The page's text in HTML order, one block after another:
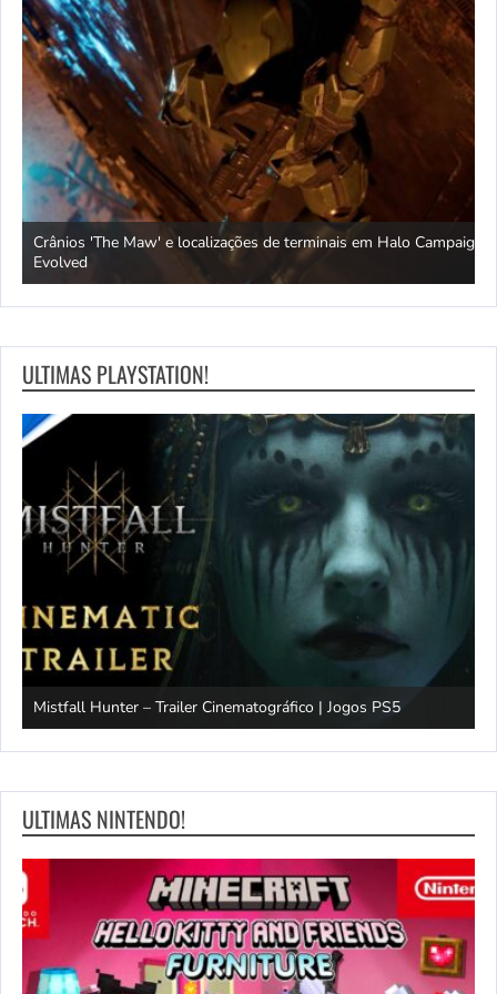
Crânios 'The Maw' e localizações de terminais em Halo Campaign
Evolved
ULTIMAS PLAYSTATION!
Mistfall Hunter – Trailer Cinematográfico | Jogos PS5
ULTIMAS NINTENDO!